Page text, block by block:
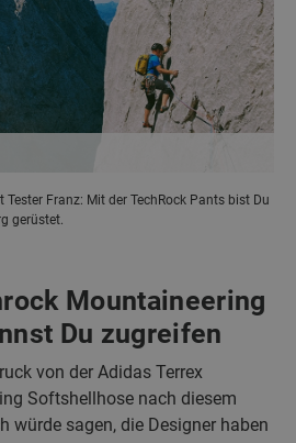
Tester Franz: Mit der TechRock Pants bist Du
gerüstet.
Mountaineering
Du zugreifen
von der Adidas Terrex
Softshellhose nach diesem
würde sagen, die Designer haben